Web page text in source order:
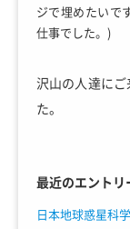
ジで埋めたいで
仕事でした。)
沢山の人達に
た。
最近のエントリ
日本地球惑星科